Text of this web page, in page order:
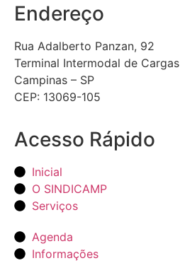
Endereço
Rua Adalberto Panzan, 92
Terminal Intermodal de Cargas
Campinas – SP
CEP: 13069-105
Acesso Rápido
Inicial
O SINDICAMP
Serviços
Agenda
Informações